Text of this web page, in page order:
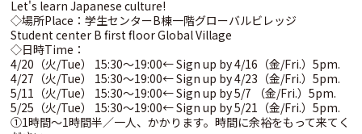
Let's learn Japanese culture!
◇場所Place：学生センターB棟一階グローバルビレッジ
Student center B first floor Global Village
◇日時Time：
4/20（火/Tue） 15:30～19:00← Sign up by 4/16（金/Fri.）5pm.
4/27（火/Tue） 15:30～19:00← Sign up by 4/23（金/Fri.）5pm.
5/11（火/Tue） 15:30～19:00← Sign up by 5/7 （金/Fri.）5pm.
5/25（火/Tue） 15:30～19:00← Sign up by 5/21（金/Fri.）5pm.
①1時間～1時間半／一人、かかります。時間に余裕をもって来てく